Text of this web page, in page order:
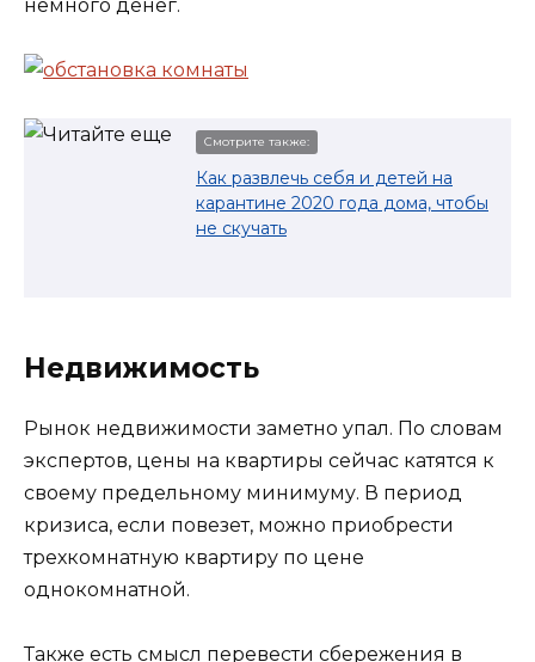
немного денег.
Смотрите также:
Как развлечь себя и детей на
карантине 2020 года дома, чтобы
не скучать
Недвижимость
Рынок недвижимости заметно упал. По словам
экспертов, цены на квартиры сейчас катятся к
своему предельному минимуму. В период
кризиса, если повезет, можно приобрести
трехкомнатную квартиру по цене
однокомнатной.
Также есть смысл перевести сбережения в